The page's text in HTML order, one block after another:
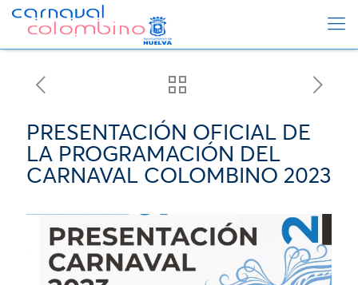
PRESENTACIÓN OFICIAL DE
LA PROGRAMACIÓN DEL
CARNAVAL COLOMBINO 2023